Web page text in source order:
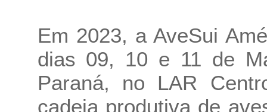
Em 2023, a AveSui
dias 09, 10 e 11 de
Paraná, no LAR
cadeia produtiva de